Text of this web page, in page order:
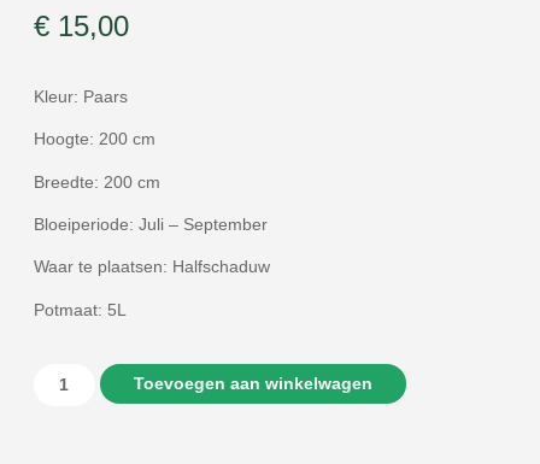
€ 15,00
Kleur: Paars
Hoogte: 200 cm
Breedte: 200 cm
Bloeiperiode: Juli – September
Waar te plaatsen: Halfschaduw
Potmaat: 5L
Toevoegen aan winkelwagen